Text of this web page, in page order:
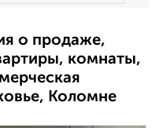
о продаже,
комнаты,
Коломне